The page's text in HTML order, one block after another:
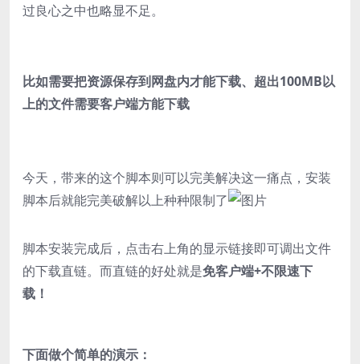
过良心之中也略显不足。
比如需要把资源保存到网盘内才能下载、超出100MB以
上的文件需要客户端方能下载
今天，带来的这个脚本则可以完美解决这一痛点，安装
脚本后就能完美破解以上种种限制了
脚本安装完成后，点击右上角的显示链接即可调出文件
的下载直链。而直链的好处就是免客户端+不限速下
载！
下面做个简单的演示：